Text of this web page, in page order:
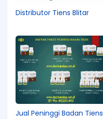
Distributor Tiens Blitar
Jual Peninggi Badan Tiens